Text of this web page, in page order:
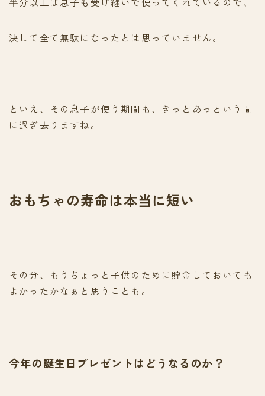
決して全て無駄になったとは思っていません。
といえ、その息子が使う期間も、きっとあっという間
に過ぎ去りますね。
おもちゃの寿命は本当に短い
その分、もうちょっと子供のために貯金しておいても
よかったかなぁと思うことも。
今年の誕生日プレゼントはどうなるのか？